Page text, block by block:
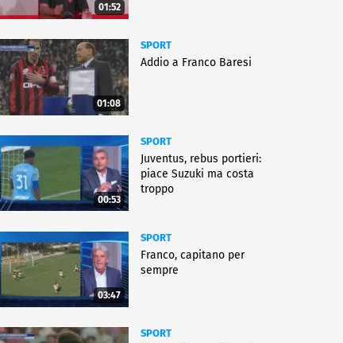
01:52
01:08
SPORT
Addio a Franco Baresi
00:53
SPORT
Juventus, rebus portieri:
piace Suzuki ma costa
troppo
03:47
SPORT
Franco, capitano per
sempre
SPORT